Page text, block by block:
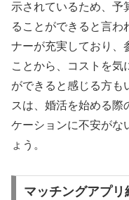
示されているため、予
ることができると言わ
ナーが充実しており、
ことから、コストを気
ができると感じる方も
スは、婚活を始める際
ケーションに不安がな
ょう。
マッチングアプ